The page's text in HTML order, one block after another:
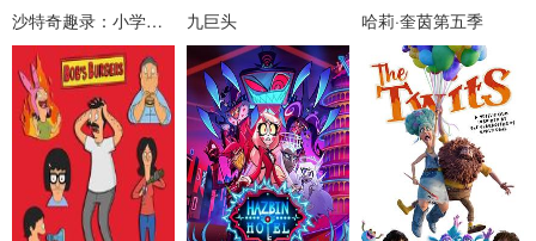
沙特奇趣录：小学生大冒险 九巨头 哈莉·奎茵第五季